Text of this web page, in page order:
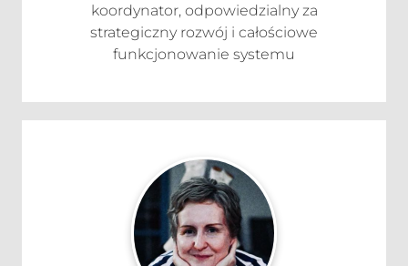
koordynator, odpowiedzialny za
strategiczny rozwój i całościowe
funkcjonowanie systemu